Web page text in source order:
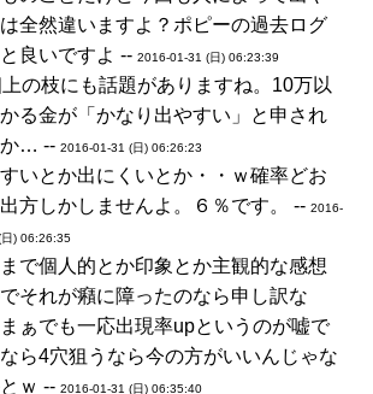
全然違いますよ？ポピーの過去ログ
良いですよ -- 2016-01-31 (日) 06:23:39
の枝にも話題がありますね。10万以
かる金が「かなり出やすい」と申され
か… -- 2016-01-31 (日) 06:26:23
いとか出にくいとか・・ｗ確率どお
方しかしませんよ。６％です。 -- 2016-
) 06:26:35
で個人的とか印象とか主観的な感想
それが癪に障ったのなら申し訳な
ぁでも一応出現率upというのが嘘で
ら4穴狙うなら今の方がいいんじゃな
ｗ -- 2016-01-31 (日) 06:35:40